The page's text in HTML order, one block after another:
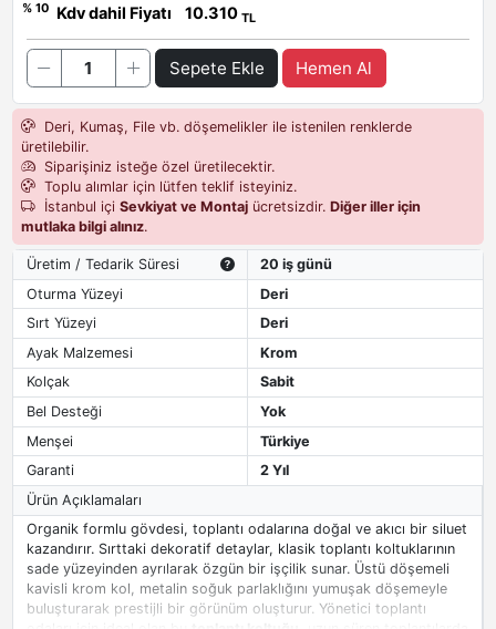
% 10
Kdv dahil Fiyatı 10.310 TL
Sepete Ekle Hemen Al
Deri, Kumaş, File vb. döşemelikler ile istenilen renklerde
üretilebilir.
Siparişiniz isteğe özel üretilecektir.
Toplu alımlar için lütfen teklif isteyiniz.
İstanbul içi Sevkiyat ve Montajücretsizdir. Diğer iller için
mutlaka bilgi alınız.
Üretim / Tedarik Süresi
20 iş günü
Oturma Yüzeyi
Deri
Sırt Yüzeyi
Deri
Ayak Malzemesi
Krom
Kolçak
Sabit
Bel Desteği
Yok
Menşei
Türkiye
Garanti
2 Yıl
Ürün Açıklamaları
Organik formlu gövdesi, toplantı odalarına doğal ve akıcı bir siluet
kazandırır. Sırttaki dekoratif detaylar, klasik toplantı koltuklarının
sade yüzeyinden ayrılarak özgün bir işçilik sunar. Üstü döşemeli
kavisli krom kol, metalin soğuk parlaklığını yumuşak döşemeyle
buluşturarak prestijli bir görünüm oluşturur. Yönetici toplantı